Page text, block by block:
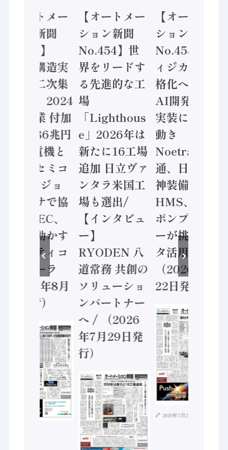
【オートメー
ション新聞
No.455】
「経済構造実
態調査二次集
計結果」2024
年製造業 付加
価値額86兆円
/ 三菱電機と
ソニーセミコ
ン AIビジョ
ンセンサで協
業 / IDEC、
安全に動かす
セーフティコ
ントローラ
（2026年8月
5日発行）
【オートメー
ション新聞
No.454】世
界をリードす
る先進的な工
場
「Lighthous
e」2026年は
新たに16工場
追加 日立ヴァ
ンタラ米国工
場も選出/
【インタビュ
ー】
RYODEN 八
道常務 共創の
ソリューショ
ンパートナー
へ / （2026
年7月29日発
行）
【オートメー
ション新聞
No.453】フ
ィジカルAI本
格化へ 国産
AI開発や社会
実装に活発な
動き
Noetra、富士
通、日立 / 兵
神装備 ×
HMS、老舗
ポンプメーカ
ーが挑むデー
タ活用 など
（2026年7月
22日発行）
2026年7月21日